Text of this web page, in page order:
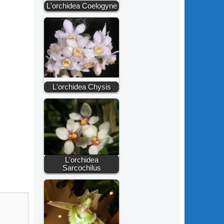
L'orchidea Coelogyne
L'orchidea Chysis
L'orchidea
Sarcochilus